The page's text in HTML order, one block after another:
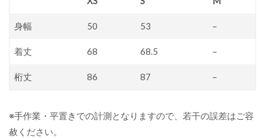
身幅 50 53 –
着丈 68 68.5 –
桁丈 86 87 –
※手作業・平置きでの計測となりますので、若干の誤差はご容
赦ください。